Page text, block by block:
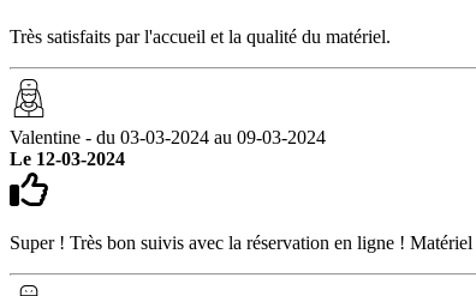
Très satisfaits par l'accueil et la qualité du matériel.
Valentine - du 03-03-2024 au 09-03-2024
Le 12-03-2024
Super ! Très bon suivis avec la réservation en ligne !